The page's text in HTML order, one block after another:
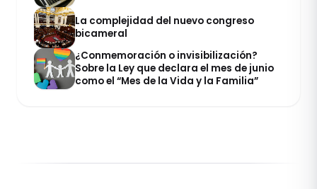
La complejidad del nuevo congreso
bicameral
¿Conmemoración o invisibilización?
Sobre la Ley que declara el mes de junio
como el “Mes de la Vida y la Familia”